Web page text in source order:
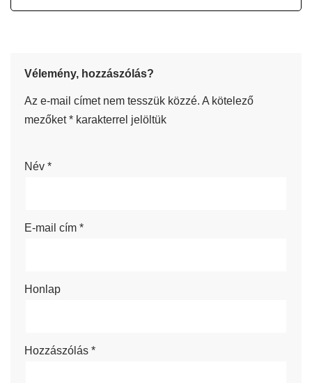
Vélemény, hozzászólás?
Az e-mail címet nem tesszük közzé. A kötelező
mezőket* karakterrel jelöltük
Név *
E-mail cím *
Honlap
Hozzászólás *